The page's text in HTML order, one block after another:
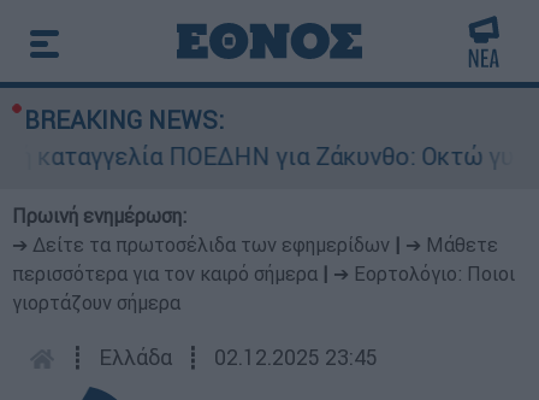
BREAKING NEWS:
ΠΟΕΔΗΝ για Ζάκυνθο: Οκτώ
Πρωινή ενημέρωση:
➔ Δείτε τα πρωτοσέλιδα των εφημερίδων
➔ Μάθετε
περισσότερα για τον καιρό σήμερα
➔ Εορτολόγιο: Ποιοι
γιορτάζουν σήμερα
┋ Ελλάδα ┋ 02.12.2025 23:45